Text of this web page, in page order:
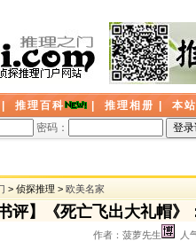
推理百科 推理相册
本
密码：
> 侦探推理 > 欧美名家
书评】《死亡飞出大礼帽
作者：菠萝先生 人